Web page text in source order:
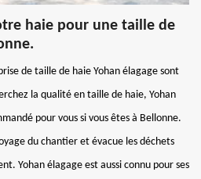
haie pour une taille de
de taille de haie Yohan élagage sont
la qualité en taille de haie, Yohan
pour vous si vous êtes à Bellonne.
du chantier et évacue les déchets
Yohan élagage est aussi connu pour ses